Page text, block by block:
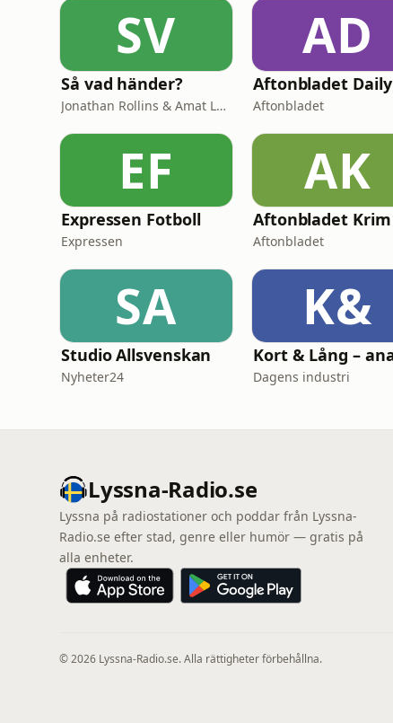
SV
Så vad händer?
Jonathan Rollins & Amat Levin
AD
Aftonbladet Daily
Aftonbladet
EF
Expressen Fotboll
Expressen
AK
Aftonbladet Krim
Aftonbladet
SA
Studio Allsvenskan
Nyheter24
K&
Dagens industri
Lyssna-Radio.se
Lyssna på radiostationer och poddar från Lyssna-
Radio.se efter stad, genre eller humör — gratis på
alla enheter.
© 2026 Lyssna-Radio.se. Alla rättigheter förbehållna.